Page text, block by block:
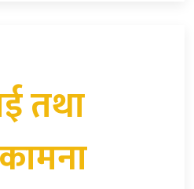
तथा